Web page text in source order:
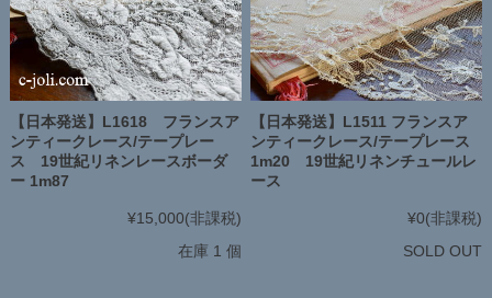
【日本発送】L1618 フランスア
ンティークレース/テープレー
ス 19世紀リネンレースボーダ
ー 1m87
¥15,000(非課税)
在庫 1 個
【日本発送】L1511 フランスア
ンティークレース/テープレース
1m20 19世紀リネンチュールレ
ース
¥0(非課税)
SOLD OUT